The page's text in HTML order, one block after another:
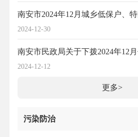
2024-12-30
南安市2024年12月城乡低保户、特
2024-12-12
南安市民政局关于下拨2024年12月份城乡居民、城市二、三类困难居民最低生
更多>
污染防治